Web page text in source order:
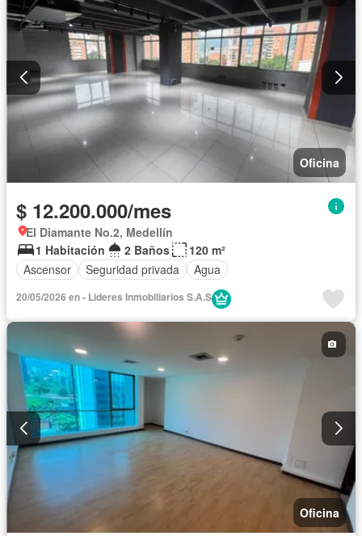
Oficina
$ 12.200.000/mes
El Diamante No.2, Medellín
1 Habitación
2 Baños
120 m²
Ascensor
Seguridad privada Agua
20/05/2026 en - Lideres Inmobiliarios S.A.S
Oficina